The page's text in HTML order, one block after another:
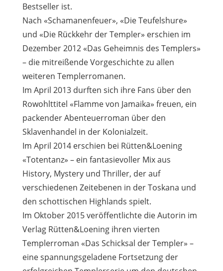
Bestseller ist.
Nach «Schamanenfeuer», «Die Teufelshure»
und «Die Rückkehr der Templer» erschien im
Dezember 2012 «Das Geheimnis des Templers»
– die mitreißende Vorgeschichte zu allen
weiteren Templerromanen.
Im April 2013 durften sich ihre Fans über den
Rowohlttitel «Flamme von Jamaika» freuen, ein
packender Abenteuerroman über den
Sklavenhandel in der Kolonialzeit.
Im April 2014 erschien bei Rütten&Loening
«Totentanz» – ein fantasievoller Mix aus
History, Mystery und Thriller, der auf
verschiedenen Zeitebenen in der Toskana und
den schottischen Highlands spielt.
Im Oktober 2015 veröffentlichte die Autorin im
Verlag Rütten&Loening ihren vierten
Templerroman «Das Schicksal der Templer» –
eine spannungsgeladene Fortsetzung der